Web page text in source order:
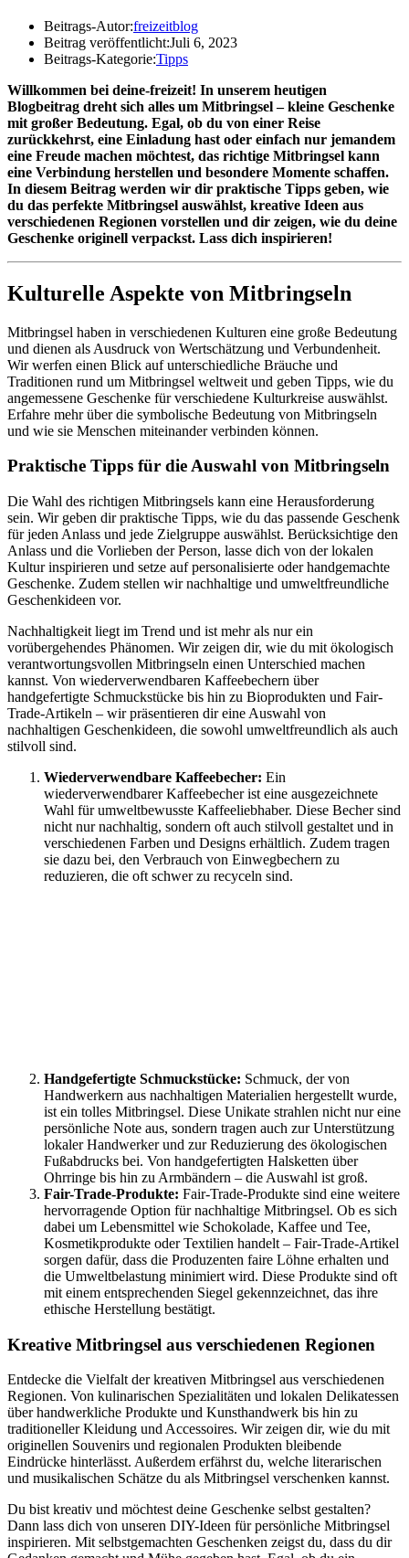
Beitrags-Autor:freizeitblog
Beitrag veröffentlicht:Juli 6, 2023
Beitrags-Kategorie:Tipps
Willkommen bei deine-freizeit! In unserem heutigen
Blogbeitrag dreht sich alles um Mitbringsel – kleine Geschenke
mit großer Bedeutung. Egal, ob du von einer Reise
zurückkehrst, eine Einladung hast oder einfach nur jemandem
eine Freude machen möchtest, das richtige Mitbringsel kann
eine Verbindung herstellen und besondere Momente schaffen.
In diesem Beitrag werden wir dir praktische Tipps geben, wie
du das perfekte Mitbringsel auswählst, kreative Ideen aus
verschiedenen Regionen vorstellen und dir zeigen, wie du deine
Geschenke originell verpackst. Lass dich inspirieren!
Kulturelle Aspekte von Mitbringseln
Mitbringsel haben in verschiedenen Kulturen eine große Bedeutung
und dienen als Ausdruck von Wertschätzung und Verbundenheit.
Wir werfen einen Blick auf unterschiedliche Bräuche und
Traditionen rund um Mitbringsel weltweit und geben Tipps, wie du
angemessene Geschenke für verschiedene Kulturkreise auswählst.
Erfahre mehr über die symbolische Bedeutung von Mitbringseln
und wie sie Menschen miteinander verbinden können.
Praktische Tipps für die Auswahl von Mitbringseln
Die Wahl des richtigen Mitbringsels kann eine Herausforderung
sein. Wir geben dir praktische Tipps, wie du das passende Geschenk
für jeden Anlass und jede Zielgruppe auswählst. Berücksichtige den
Anlass und die Vorlieben der Person, lasse dich von der lokalen
Kultur inspirieren und setze auf personalisierte oder handgemachte
Geschenke. Zudem stellen wir nachhaltige und umweltfreundliche
Geschenkideen vor.
Nachhaltigkeit liegt im Trend und ist mehr als nur ein
vorübergehendes Phänomen. Wir zeigen dir, wie du mit ökologisch
verantwortungsvollen Mitbringseln einen Unterschied machen
kannst. Von wiederverwendbaren Kaffeebechern über
handgefertigte Schmuckstücke bis hin zu Bioprodukten und Fair-
Trade-Artikeln – wir präsentieren dir eine Auswahl von
nachhaltigen Geschenkideen, die sowohl umweltfreundlich als auch
stilvoll sind.
Wiederverwendbare Kaffeebecher: Ein
wiederverwendbarer Kaffeebecher ist eine ausgezeichnete
Wahl für umweltbewusste Kaffeeliebhaber. Diese Becher sind
nicht nur nachhaltig, sondern oft auch stilvoll gestaltet und in
verschiedenen Farben und Designs erhältlich. Zudem tragen
sie dazu bei, den Verbrauch von Einwegbechern zu
reduzieren, die oft schwer zu recyceln sind.
Handgefertigte Schmuckstücke: Schmuck, der von
Handwerkern aus nachhaltigen Materialien hergestellt wurde,
ist ein tolles Mitbringsel. Diese Unikate strahlen nicht nur eine
persönliche Note aus, sondern tragen auch zur Unterstützung
lokaler Handwerker und zur Reduzierung des ökologischen
Fußabdrucks bei. Von handgefertigten Halsketten über
Ohrringe bis hin zu Armbändern – die Auswahl ist groß.
Fair-Trade-Produkte: Fair-Trade-Produkte sind eine weitere
hervorragende Option für nachhaltige Mitbringsel. Ob es sich
dabei um Lebensmittel wie Schokolade, Kaffee und Tee,
Kosmetikprodukte oder Textilien handelt – Fair-Trade-Artikel
sorgen dafür, dass die Produzenten faire Löhne erhalten und
die Umweltbelastung minimiert wird. Diese Produkte sind oft
mit einem entsprechenden Siegel gekennzeichnet, das ihre
ethische Herstellung bestätigt.
Kreative Mitbringsel aus verschiedenen Regionen
Entdecke die Vielfalt der kreativen Mitbringsel aus verschiedenen
Regionen. Von kulinarischen Spezialitäten und lokalen Delikatessen
über handwerkliche Produkte und Kunsthandwerk bis hin zu
traditioneller Kleidung und Accessoires. Wir zeigen dir, wie du mit
originellen Souvenirs und regionalen Produkten bleibende
Eindrücke hinterlässt. Außerdem erfährst du, welche literarischen
und musikalischen Schätze du als Mitbringsel verschenken kannst.
Du bist kreativ und möchtest deine Geschenke selbst gestalten?
Dann lass dich von unseren DIY-Ideen für persönliche Mitbringsel
inspirieren. Mit selbstgemachten Geschenken zeigst du, dass du dir